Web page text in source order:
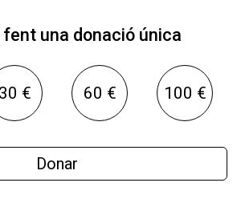
una donació única
30 € 60 € 100 €
Donar